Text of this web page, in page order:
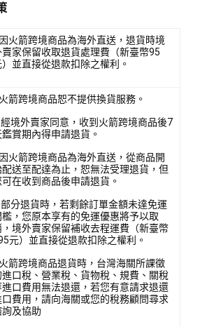
火箭跨境商品為海外直送，退貨時境
賣家保留收取退貨處理費（新臺幣95
）並直接從退款扣除之權利。
箭跨境商品恕不提供換貨服務。
境外賣家同意，收到火箭跨境商品後7
鑑賞期內得申請退貨。
火箭跨境商品為海外直送，從商品開
配送至配達為止，恕無法受理退貨，但
可在收到商品後申請退貨。
分退貨時，若剩餘訂單金額未達免運
檻，您原本享有的免運優惠將予以取
，境外賣家保留補收去程運費（新臺幣
元）並直接從退款扣除之權利。
箭跨境商品退貨時，台灣海關所課徵
進口稅、營業稅、貨物稅、規費、關稅
進口費用無法退還，若您有意請求退還
口費用，請向海關或您的稅務顧問尋求
詢及協助